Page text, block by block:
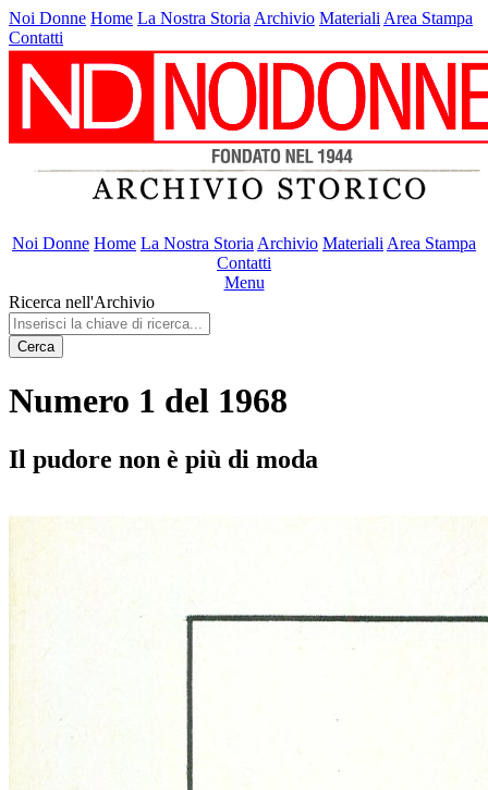
Noi Donne Home La Nostra Storia Archivio Materiali Area Stampa
Contatti
Noi Donne Home La Nostra Storia Archivio Materiali Area Stampa
Contatti
Menu
Ricerca nell'Archivio
Cerca
Numero 1 del 1968
Il pudore non è più di moda